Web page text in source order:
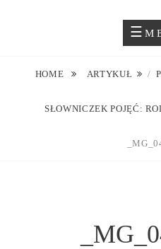
JUSTYNA
HOME ARTYKUŁ /
SŁOWNICZEK POJĘĆ: